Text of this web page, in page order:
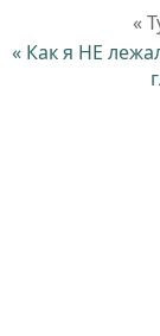
«
« Как я НЕ